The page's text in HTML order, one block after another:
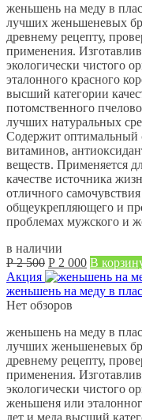
женьшень на меду в
лучших женьшеневых
древнему рецепту,
применения.
экологически чистого
эталонного красного
высший категории
потомственного
лучших
Содержит оптимальный
витаминов,
веществ. Применяется
качестве источника
отличного
общеукрепляющего и
проблемах мужского и
в наличии
Р 2 500 Первоначальная
цена
составляла
Р
Р 2 000Текущая
цена:
Р
В
Акция
женьшень на меду в
Нет обзоров
женьшень на меду в
лучших женьшеневых
древнему рецепту,
применения.
экологически чистого
женьшеня или
лет и меда высший